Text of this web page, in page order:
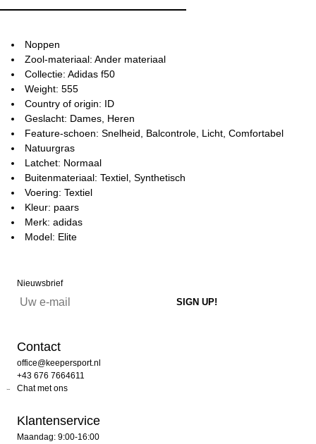
Noppen
Zool-materiaal: Ander materiaal
Collectie: Adidas f50
Weight: 555
Country of origin: ID
Geslacht: Dames, Heren
Feature-schoen: Snelheid, Balcontrole, Licht, Comfortabel
Natuurgras
Latchet: Normaal
Buitenmateriaal: Textiel, Synthetisch
Voering: Textiel
Kleur: paars
Merk: adidas
Model: Elite
Nieuwsbrief
Contact
office@keepersport.nl
+43 676 7664611
Chat met ons
Klantenservice
Maandag: 9:00-16:00